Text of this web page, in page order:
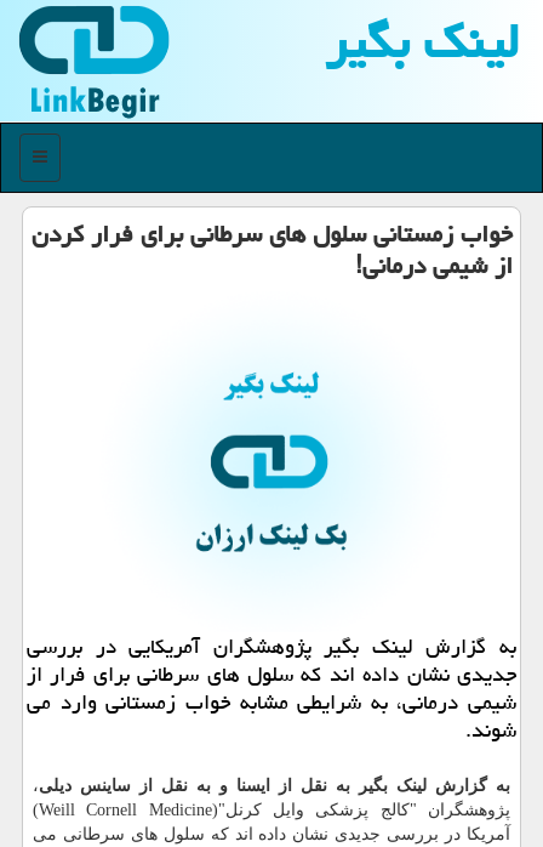
لینك بگیر
منو
خواب زمستانی سلول های سرطانی برای فرار كردن
از شیمی درمانی!
به گزارش لینک بگیر پژوهشگران آمریکایی در بررسی
جدیدی نشان داده اند که سلول های سرطانی برای فرار از
شیمی درمانی، به شرایطی مشابه خواب زمستانی وارد می
شوند.
به گزارش لینک بگیر به نقل از ایسنا و به نقل از ساینس دیلی،
پژوهشگران "کالج پزشکی وایل کرنل"(Weill Cornell Medicine)
آمریکا در بررسی جدیدی نشان داده اند که سلول های سرطانی می